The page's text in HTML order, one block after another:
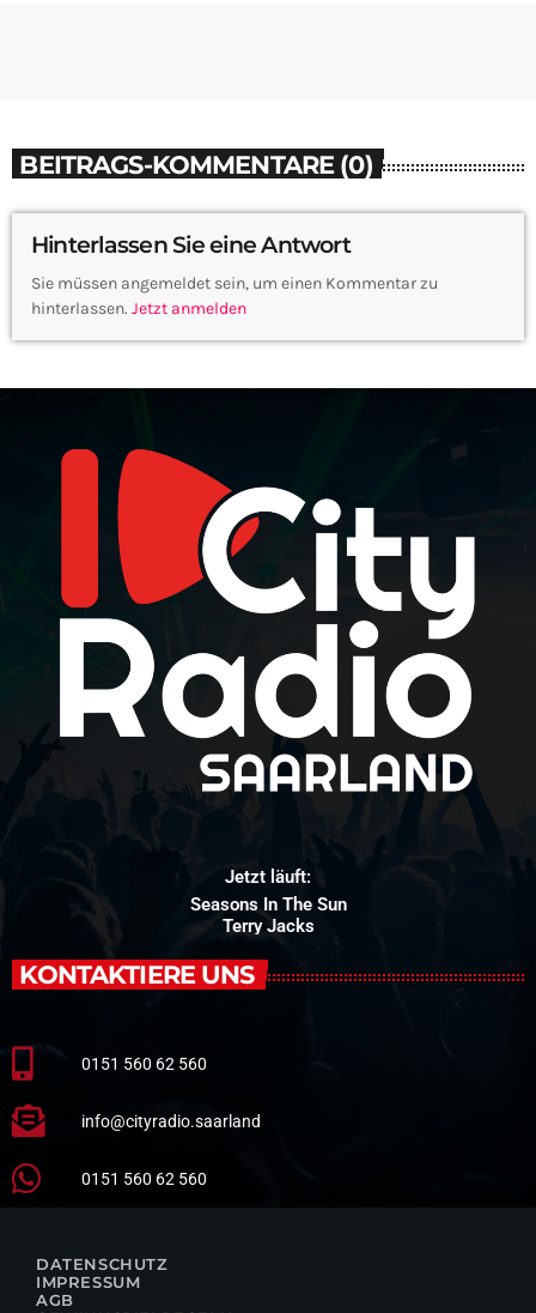
BEITRAGS-KOMMENTARE (0)
Hinterlassen Sie eine Antwort
Sie müssen angemeldet sein, um einen Kommentar zu
hinterlassen. Jetzt anmelden
Jetzt läuft:
Seasons In The Sun
Terry Jacks
KONTAKTIERE UNS
0151 560 62 560
info@cityradio.saarland
0151 560 62 560
DATENSCHUTZ
IMPRESSUM
AGB